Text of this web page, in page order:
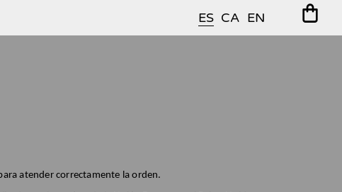
ES CA EN
atender correctamente la orden.